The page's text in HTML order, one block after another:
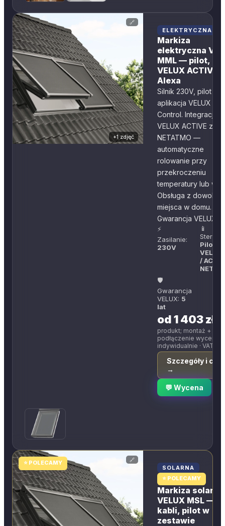
+1 zdjęć
🔗
ELEKTRYCZNA
Markiza
elektryczna
MML — pilot,
VELUX ACTIVE,
Alexa
Silnik 230V, pilot KLI
aplikacja VELUX
Control. Integracja z
VELUX ACTIVE z
NETATMO —
automatyczne
rolowanie przy
przekroczeniu
temperatury lub
Obsługa z
miejsca w domu.
Gwarancja VELUX:
⚡
Zasilanie:
230V
📱
Pilot
VELUX
/
🛡
Gwarancja
VELUX: 5
lat
od 1 403 zł
produkt; montaż +
podłączenie
indywidualnie · VAT 8%
Szczegóły i
→
💬 Wycena
⭐ POLECAMY 🔗
SOLARNA
⭐ POLECAMY
Markiza solarna
VELUX MSL —
kabli, pilot w
zestawie